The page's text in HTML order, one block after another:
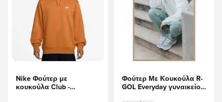
Nike Φούτερ με
κουκούλα Club -
Φούτερ Με Κουκούλα R-
GOL Everyday γυναικείο -